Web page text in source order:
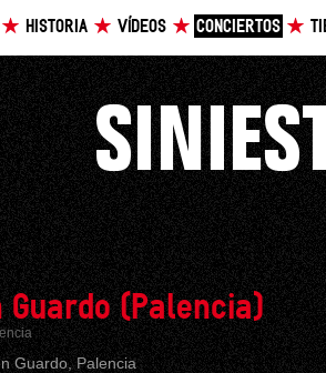
HISTORIA VÍDEOS CONCIERTOS
Guardo (Palencia)
Guardo, Palencia